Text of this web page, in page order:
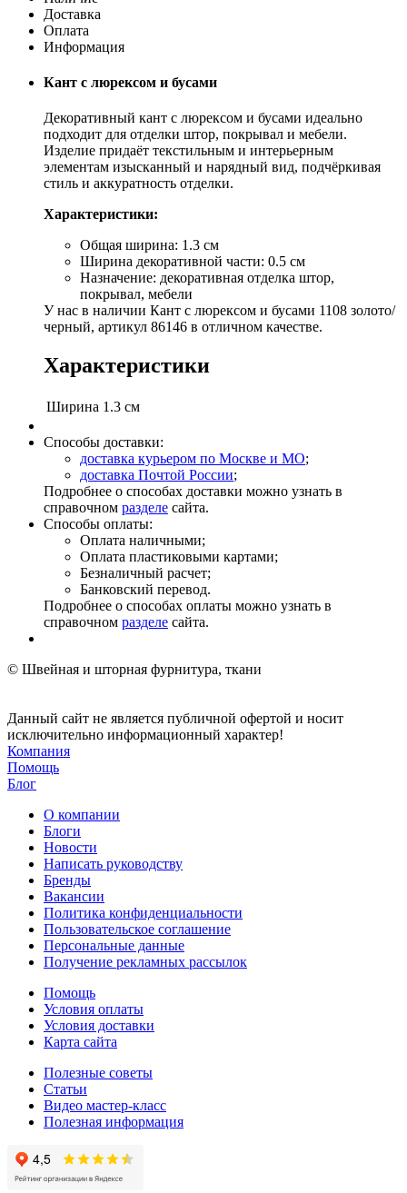
Доставка
Оплата
Информация
Кант с люрексом и бусами
Декоративный кант с люрексом и бусами идеально
подходит для отделки штор, покрывал и мебели.
Изделие придаёт текстильным и интерьерным
элементам изысканный и нарядный вид, подчёркивая
стиль и аккуратность отделки.
Характеристики:
Общая ширина: 1.3 см
Ширина декоративной части: 0.5 см
Назначение: декоративная отделка штор,
покрывал, мебели
У нас в наличии Кант с люрексом и бусами 1108 золото/
черный, артикул 86146 в отличном качестве.
Характеристики
Ширина 1.3 см
Способы доставки:
доставка курьером по Москве и МО;
доставка Почтой России;
Подробнее о способах доставки можно узнать в
справочном разделе сайта.
Способы оплаты:
Оплата наличными;
Оплата пластиковыми картами;
Безналичный расчет;
Банковский перевод.
Подробнее о способах оплаты можно узнать в
справочном разделе сайта.
© Швейная и шторная фурнитура, ткани
Данный сайт не является публичной офертой и носит
исключительно информационный характер!
Компания
Помощь
Блог
О компании
Блоги
Новости
Написать руководству
Бренды
Вакансии
Политика конфиденциальности
Пользовательское соглашение
Персональные данные
Получение рекламных рассылок
Помощь
Условия оплаты
Условия доставки
Карта сайта
Полезные советы
Статьи
Видео мастер-класс
Полезная информация